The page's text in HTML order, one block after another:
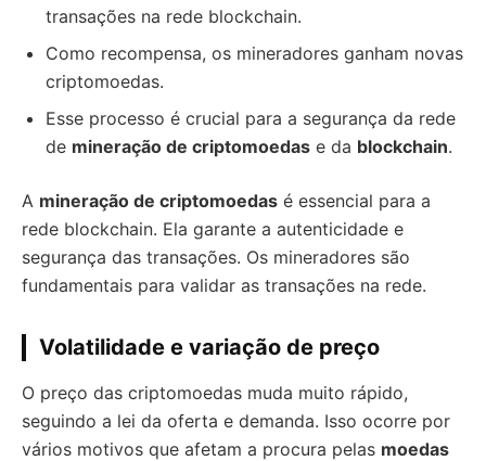
transações na rede blockchain.
Como recompensa, os mineradores ganham novas
criptomoedas.
Esse processo é crucial para a segurança da rede
de mineração de criptomoedas e da blockchain.
A mineração de criptomoedas é essencial para a
rede blockchain. Ela garante a autenticidade e
segurança das transações. Os mineradores são
fundamentais para validar as transações na rede.
Volatilidade e variação de preço
O preço das criptomoedas muda muito rápido,
seguindo a lei da oferta e demanda. Isso ocorre por
vários motivos que afetam a procura pelas moedas